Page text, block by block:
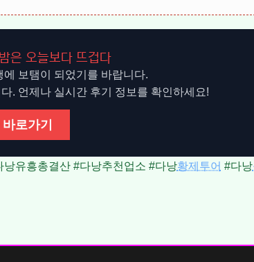
은 오늘보다 뜨겁다
보탬이 되었기를 바랍니다.
. 언제나 실시간 후기 정보를 확인하세요!
로가기
유흥총결산 #다낭추천업소 #다낭황제투어 #다낭